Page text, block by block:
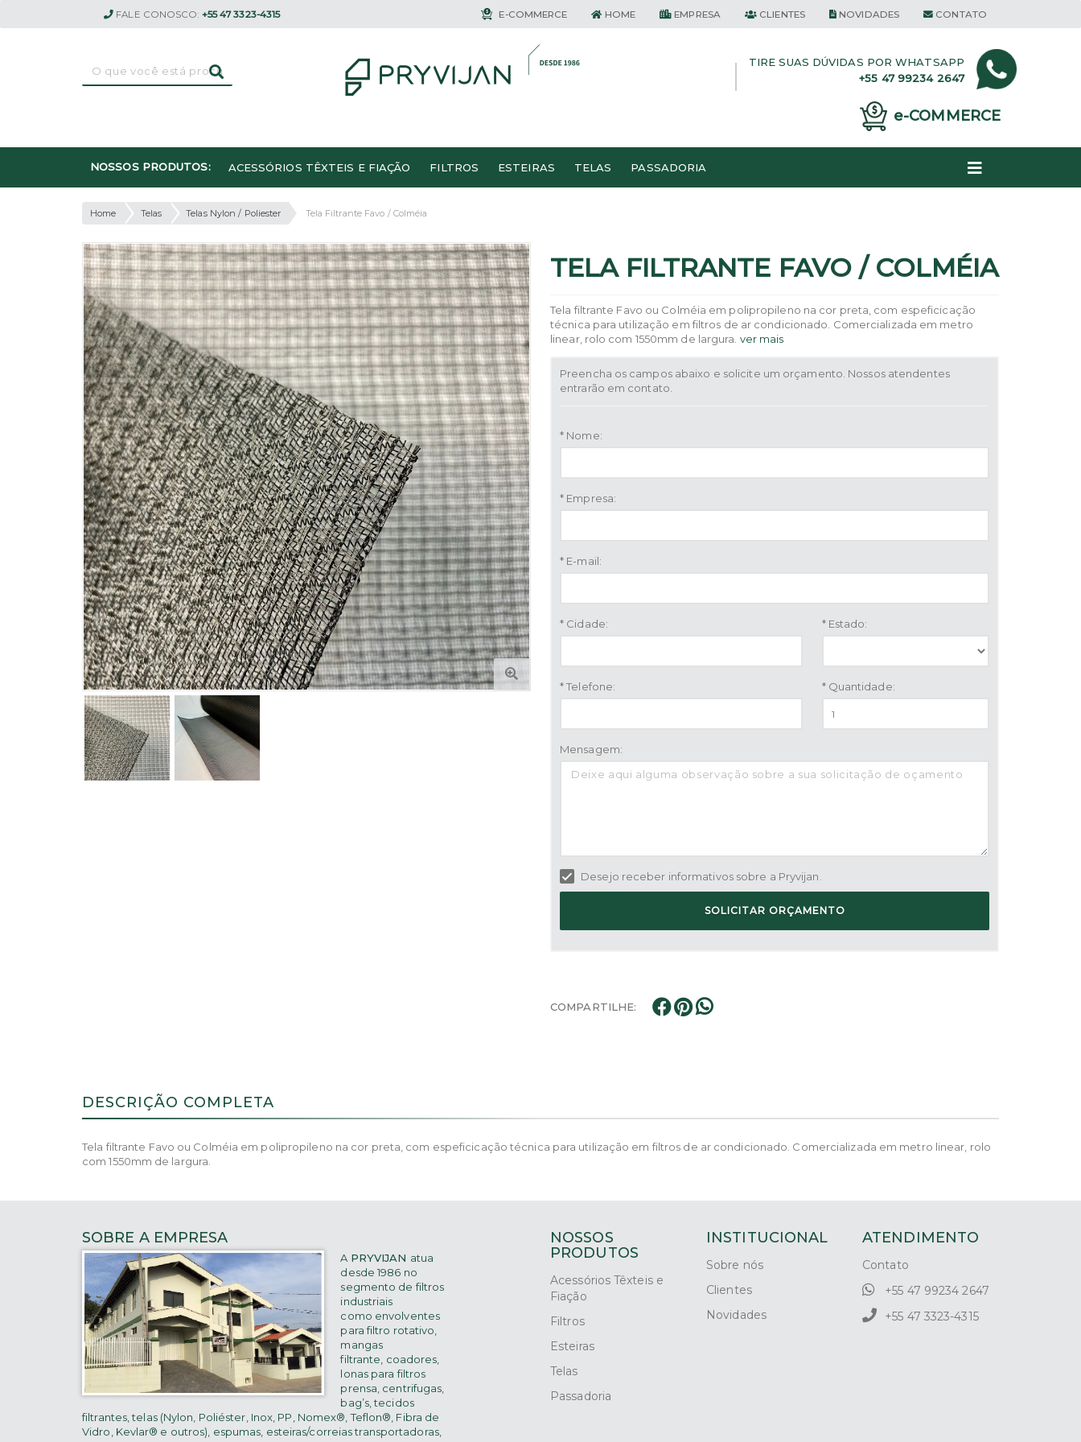
FALE CONOSCO: +55 47 3323-4315 E-COMMERCE HOME EMPRESA CLIENTES NOVIDADES CONTATO
TIRE SUAS DÚVIDAS POR WHATSAPP
+55 47 99234 2647
e-COMMERCE
NOSSOS PRODUTOS: ACESSÓRIOS TÊXTEIS E FIAÇÃO FILTROS ESTEIRAS TELAS PASSADORIA
Home Telas Telas Nylon / Poliester Tela Filtrante Favo / Colméia
TELA FILTRANTE FAVO / COLMÉIA
Tela filtrante Favo ou Colméia em polipropileno na cor preta, com espeficicação
técnica para utilização em filtros de ar condicionado. Comercializada em metro
linear, rolo com 1550mm de largura. ver mais
Preencha os campos abaixo e solicite um orçamento. Nossos atendentes
entrarão em contato.
* Nome:
* Empresa:
* E-mail:
* Cidade: * Estado:
* Telefone: * Quantidade:
Mensagem:
Desejo receber informativos sobre a Pryvijan.
SOLICITAR ORÇAMENTO
COMPARTILHE:
DESCRIÇÃO COMPLETA
Tela filtrante Favo ou Colméia em polipropileno na cor preta, com espeficicação técnica para utilização em filtros de ar condicionado. Comercializada em metro linear, rolo
com 1550mm de largura.
SOBRE A EMPRESA
A PRYVIJAN atua
desde 1986 no
segmento de filtros
industriais
como envolventes
para filtro rotativo,
mangas
filtrante, coadores,
lonas para filtros
prensa, centrifugas,
bag’s, tecidos
filtrantes, telas (Nylon, Poliéster, Inox, PP, Nomex®, Teflon®, Fibra de
Vidro, Kevlar® e outros), espumas, esteiras/correias transportadoras,
NOSSOS
PRODUTOS
Acessórios Têxteis e
Fiação
Filtros
Esteiras
Telas
Passadoria
INSTITUCIONAL
Sobre nós
Clientes
Novidades
ATENDIMENTO
Contato
+55 47 99234 2647
+55 47 3323-4315